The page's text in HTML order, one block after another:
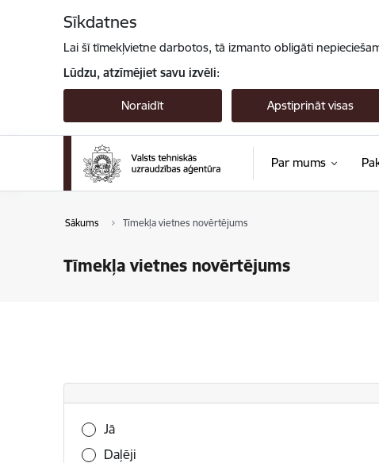
Sīkdatnes
Lai šī tīmekļvietne darbotos, tā izmanto obligāti
Lūdzu, atzīmējiet savu izvēli:
Noraidīt Apstiprināt visas
Par mums
Sākums Tīmekļa vietnes novērtējums
Tīmekļa vietnes novērtējums
Vai šī informācija bija noderīga?
Jā
Daļēji